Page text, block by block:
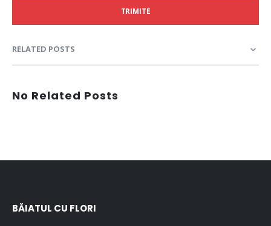
TRIMITE
RELATED POSTS
No Related Posts
BĂIATUL CU FLORI